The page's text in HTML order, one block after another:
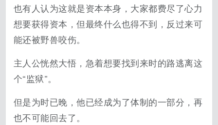
也有人认为这就是资本本身，大家都费尽了心力
想要获得资本，但最终什么也得不到，反过来可
能还被野兽咬伤。
主人公恍然大悟，急着想要找到来时的路逃离这
个“监狱”。
但是为时已晚，他已经成为了体制的一部分，再
也不可能回去了。